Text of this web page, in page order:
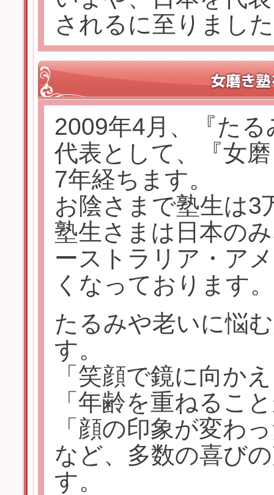
されるに至りまし
2009年4月、『た
代表として、『女
7年経ちます。
お陰さまで塾生は3
塾生さまは日本の
ーストラリア・ア
くなっております。
たるみや老いに悩
す。
「笑顔で鏡に向か
「年齢を重ねるこ
「顔の印象が変わ
など、多数の喜び
す。